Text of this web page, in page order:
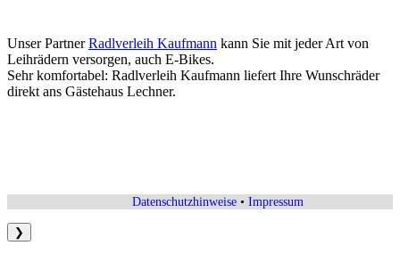
Unser PartnerRadlverleih Kaufmann kann Sie mit jeder Art von
Leihrädern versorgen, auch E-Bikes.
Sehr komfortabel: Radlverleih Kaufmann liefert Ihre Wunschräder
direkt ans Gästehaus Lechner.
Datenschutzhinweise • Impressum
❯